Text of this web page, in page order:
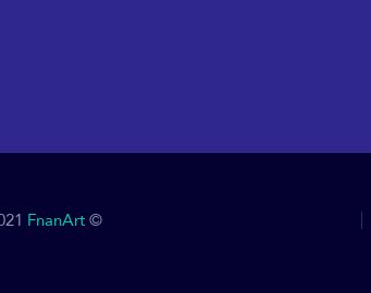
© Copyright 2021
FnanArt